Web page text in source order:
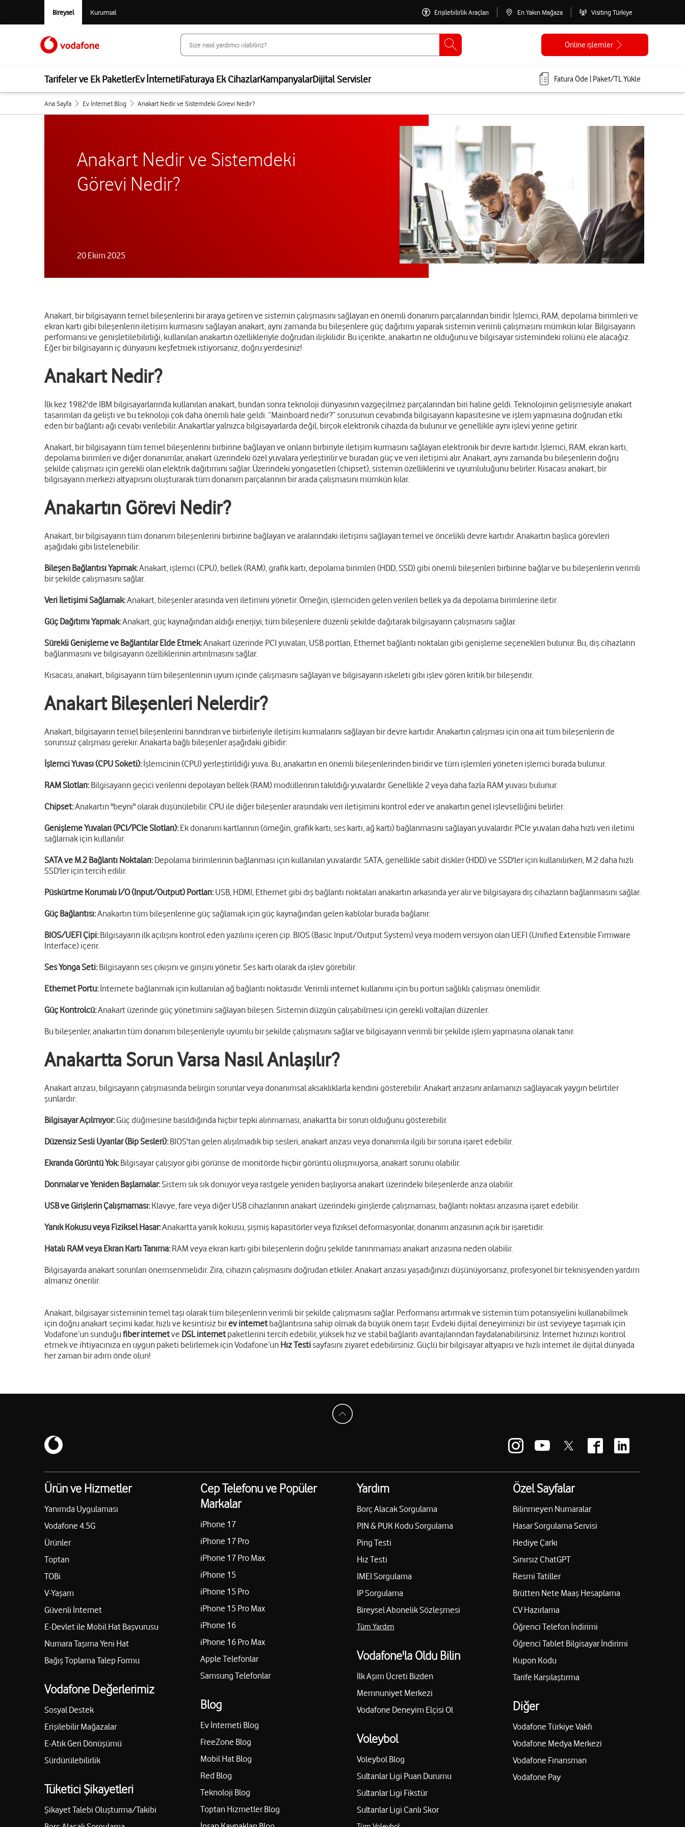
Bireysel Kurumsal Erişilebilirlik Araçları En Yakın Mağaza Visiting Türkiye
Online işlemler
Tarifeler ve Ek PaketlerEv İnternetiFaturaya Ek CihazlarKampanyalarDijital Servisler Fatura Öde | Paket/TL Yükle
Ana Sayfa Ev İnternet Blog Anakart Nedir ve Sistemdeki Görevi Nedir?
Anakart Nedir ve Sistemdeki
Görevi Nedir?
20 Ekim 2025
Anakart, bir bilgisayarın temel bileşenlerini bir araya getiren ve sistemin çalışmasını sağlayan en önemli donanım parçalarından biridir. İşlemci, RAM, depolama birimleri ve
ekran kartı gibi bileşenlerin iletişim kurmasını sağlayan anakart, aynı zamanda bu bileşenlere güç dağıtımı yaparak sistemin verimli çalışmasını mümkün kılar. Bilgisayarın
performansı ve genişletilebilirliği, kullanılan anakartın özellikleriyle doğrudan ilişkilidir. Bu içerikte, anakartın ne olduğunu ve bilgisayar sistemindeki rolünü ele alacağız.
Eğer bir bilgisayarın iç dünyasını keşfetmek istiyorsanız, doğru yerdesiniz!
Anakart Nedir?
İlk kez 1982'de IBM bilgisayarlarında kullanılan anakart, bundan sonra teknoloji dünyasının vazgeçilmez parçalarından biri haline geldi. Teknolojinin gelişmesiyle anakart
tasarımları da gelişti ve bu teknoloji çok daha önemli hale geldi. “Mainboard nedir?” sorusunun cevabında bilgisayarın kapasitesine ve işlem yapmasına doğrudan etki
eden bir bağlantı ağı cevabı verilebilir. Anakartlar yalnızca bilgisayarlarda değil, birçok elektronik cihazda da bulunur ve genellikle aynı işlevi yerine getirir.
Anakart, bir bilgisayarın tüm temel bileşenlerini birbirine bağlayan ve onların birbiriyle iletişim kurmasını sağlayan elektronik bir devre kartıdır. İşlemci, RAM, ekran kartı,
depolama birimleri ve diğer donanımlar, anakart üzerindeki özel yuvalara yerleştirilir ve buradan güç ve veri iletişimi alır. Anakart, aynı zamanda bu bileşenlerin doğru
şekilde çalışması için gerekli olan elektrik dağıtımını sağlar. Üzerindeki yongasetleri (chipset), sistemin özelliklerini ve uyumluluğunu belirler. Kısacası anakart, bir
bilgisayarın merkezi altyapısını oluşturarak tüm donanım parçalarının bir arada çalışmasını mümkün kılar.
Anakartın Görevi Nedir?
Anakart, bir bilgisayarın tüm donanım bileşenlerini birbirine bağlayan ve aralarındaki iletişimi sağlayan temel ve öncelikli devre kartıdır. Anakartın başlıca görevleri
aşağıdaki gibi listelenebilir:
Bileşen Bağlantısı Yapmak:Anakart, işlemci (CPU), bellek (RAM), grafik kartı, depolama birimleri (HDD, SSD) gibi önemli bileşenleri birbirine bağlar ve bu bileşenlerin verimli
bir şekilde çalışmasını sağlar.
Veri İletişimi Sağlamak:Anakart, bileşenler arasında veri iletimini yönetir. Örneğin, işlemciden gelen verileri bellek ya da depolama birimlerine iletir.
Güç Dağıtımı Yapmak:Anakart, güç kaynağından aldığı enerjiyi, tüm bileşenlere düzenli şekilde dağıtarak bilgisayarın çalışmasını sağlar.
Sürekli Genişleme ve Bağlantılar Elde Etmek:Anakart üzerinde PCI yuvaları, USB portları, Ethernet bağlantı noktaları gibi genişleme seçenekleri bulunur. Bu, dış cihazların
bağlanmasını ve bilgisayarın özelliklerinin artırılmasını sağlar.
Kısacası, anakart, bilgisayarın tüm bileşenlerinin uyum içinde çalışmasını sağlayan ve bilgisayarın iskeleti gibi işlev gören kritik bir bileşendir.
Anakart Bileşenleri Nelerdir?
Anakart, bilgisayarın temel bileşenlerini barındıran ve birbirleriyle iletişim kurmalarını sağlayan bir devre kartıdır. Anakartın çalışması için ona ait tüm bileşenlerin de
sorunsuz çalışması gerekir. Anakarta bağlı bileşenler aşağıdaki gibidir:
İşlemci Yuvası (CPU Soketi):İşlemcinin (CPU) yerleştirildiği yuva. Bu, anakartın en önemli bileşenlerinden biridir ve tüm işlemleri yöneten işlemci burada bulunur.
RAM Slotları:Bilgisayarın geçici verilerini depolayan bellek (RAM) modüllerinin takıldığı yuvalardır. Genellikle 2 veya daha fazla RAM yuvası bulunur.
Chipset:Anakartın "beyni" olarak düşünülebilir. CPU ile diğer bileşenler arasındaki veri iletişimini kontrol eder ve anakartın genel işlevselliğini belirler.
Genişleme Yuvaları (PCI/PCIe Slotları):Ek donanım kartlarının (örneğin, grafik kartı, ses kartı, ağ kartı) bağlanmasını sağlayan yuvalardır. PCIe yuvaları daha hızlı veri iletimi
sağlamak için kullanılır.
SATA ve M.2 Bağlantı Noktaları:Depolama birimlerinin bağlanması için kullanılan yuvalardır. SATA, genellikle sabit diskler (HDD) ve SSD'ler için kullanılırken, M.2 daha hızlı
SSD'ler için tercih edilir.
Püskürtme Korumalı I/O (Input/Output) Portları:USB, HDMI, Ethernet gibi dış bağlantı noktaları anakartın arkasında yer alır ve bilgisayara dış cihazların bağlanmasını sağlar.
Güç Bağlantısı:Anakartın tüm bileşenlerine güç sağlamak için güç kaynağından gelen kablolar burada bağlanır.
BIOS/UEFI Çipi:Bilgisayarın ilk açılışını kontrol eden yazılımı içeren çip. BIOS (Basic Input/Output System) veya modern versiyon olan UEFI (Unified Extensible Firmware
Interface) içerir.
Ses Yonga Seti:Bilgisayarın ses çıkışını ve girişini yönetir. Ses kartı olarak da işlev görebilir.
Ethernet Portu:İnternete bağlanmak için kullanılan ağ bağlantı noktasıdır. Verimli internet kullanımı için bu portun sağlıklı çalışması önemlidir.
Güç Kontrolcü:Anakart üzerinde güç yönetimini sağlayan bileşen. Sistemin düzgün çalışabilmesi için gerekli voltajları düzenler.
Bu bileşenler, anakartın tüm donanım bileşenleriyle uyumlu bir şekilde çalışmasını sağlar ve bilgisayarın verimli bir şekilde işlem yapmasına olanak tanır.
Anakartta Sorun Varsa Nasıl Anlaşılır?
Anakart arızası, bilgisayarın çalışmasında belirgin sorunlar veya donanımsal aksaklıklarla kendini gösterebilir. Anakart arızasını anlamanızı sağlayacak yaygın belirtiler
şunlardır:
Bilgisayar Açılmıyor:Güç düğmesine basıldığında hiçbir tepki alınmaması, anakartta bir sorun olduğunu gösterebilir.
Düzensiz Sesli Uyarılar (Bip Sesleri):BIOS'tan gelen alışılmadık bip sesleri, anakart arızası veya donanımla ilgili bir soruna işaret edebilir.
Ekranda Görüntü Yok:Bilgisayar çalışıyor gibi görünse de monitörde hiçbir görüntü oluşmuyorsa, anakart sorunu olabilir.
Donmalar ve Yeniden Başlamalar:Sistem sık sık donuyor veya rastgele yeniden başlıyorsa anakart üzerindeki bileşenlerde arıza olabilir.
USB ve Girişlerin Çalışmaması:Klavye, fare veya diğer USB cihazlarının anakart üzerindeki girişlerde çalışmaması, bağlantı noktası arızasına işaret edebilir.
Yanık Kokusu veya Fiziksel Hasar:Anakartta yanık kokusu, şişmiş kapasitörler veya fiziksel deformasyonlar, donanım arızasının açık bir işaretidir.
Hatalı RAM veya Ekran Kartı Tanıma:RAM veya ekran kartı gibi bileşenlerin doğru şekilde tanınmaması anakart arızasına neden olabilir.
Bilgisayarda anakart sorunları önemsenmelidir. Zira, cihazın çalışmasını doğrudan etkiler. Anakart arızası yaşadığınızı düşünüyorsanız, profesyonel bir teknisyenden yardım
almanız önerilir.
Anakart, bilgisayar sisteminin temel taşı olarak tüm bileşenlerin verimli bir şekilde çalışmasını sağlar. Performansı artırmak ve sistemin tüm potansiyelini kullanabilmek
için doğru anakart seçimi kadar, hızlı ve kesintisiz birev internet bağlantısına sahip olmak da büyük önem taşır. Evdeki dijital deneyiminizi bir üst seviyeye taşımak için
Vodafone’un sunduğu fiber internetve DSL internet paketlerini tercih edebilir, yüksek hız ve stabil bağlantı avantajlarından faydalanabilirsiniz. İnternet hızınızı kontrol
etmek ve ihtiyacınıza en uygun paketi belirlemek için Vodafone’un Hız Testi sayfasını ziyaret edebilirsiniz. Güçlü bir bilgisayar altyapısı ve hızlı internet ile dijital dünyada
her zaman bir adım önde olun!
Ürün ve Hizmetler
Yanımda Uygulaması
Vodafone 4.5G
Ürünler
Toptan
TOBi
V-Yaşam
Güvenli İnternet
E-Devlet ile Mobil Hat Başvurusu
Numara Taşıma Yeni Hat
Bağış Toplama Talep Formu
Vodafone Değerlerimiz
Sosyal Destek
Erişilebilir Mağazalar
E-Atık Geri Dönüşümü
Sürdürülebilirlik
Tüketici Şikayetleri
Şikayet Talebi Oluşturma/Takibi
Cep Telefonu ve Popüler
Markalar
iPhone 17
iPhone 17 Pro
iPhone 17 Pro Max
iPhone 15
iPhone 15 Pro
iPhone 15 Pro Max
iPhone 16
iPhone 16 Pro Max
Apple Telefonlar
Samsung Telefonlar
Blog
Ev İnterneti Blog
FreeZone Blog
Mobil Hat Blog
Red Blog
Teknoloji Blog
Toptan Hizmetler Blog
Yardım
Borç Alacak Sorgulama
PIN & PUK Kodu Sorgulama
Ping Testi
Hız Testi
IMEI Sorgulama
IP Sorgulama
Bireysel Abonelik Sözleşmesi
Tüm Yardım
Vodafone'la Oldu Bilin
İlk Aşım Ücreti Bizden
Memnuniyet Merkezi
Vodafone Deneyim Elçisi Ol
Voleybol
Voleybol Blog
Sultanlar Ligi Puan Durumu
Sultanlar Ligi Fikstür
Sultanlar Ligi Canlı Skor
Özel Sayfalar
Bilinmeyen Numaralar
Hasar Sorgulama Servisi
Hediye Çarkı
Sınırsız ChatGPT
Resmi Tatiller
Brütten Nete Maaş Hesaplama
CV Hazırlama
Öğrenci Telefon İndirimi
Öğrenci Tablet Bilgisayar İndirimi
Kupon Kodu
Tarife Karşılaştırma
Diğer
Vodafone Türkiye Vakfı
Vodafone Medya Merkezi
Vodafone Finansman
Vodafone Pay